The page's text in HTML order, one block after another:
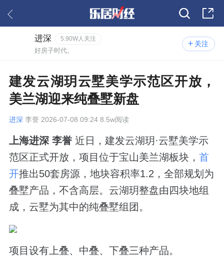
关注
进深 5.90W人关注
好房子时代。
建发云湖玥云墅美学示范区开放，
美兰湖迎来纯叠墅新盘
进深 李誉 2026-07-08 09:24 8.5w阅读
上海进深 李誉近日，建发云湖玥·云墅美学示
范区正式开放，项目位于宝山美兰湖板块， 首
开推出50套房源，地块容积率1.2，全部规划为
叠墅产品，不含高层。云湖玥整盘由四块地组
成，云墅为其中的纯叠墅组团。
项目设有上叠、中叠、下叠三种产品。